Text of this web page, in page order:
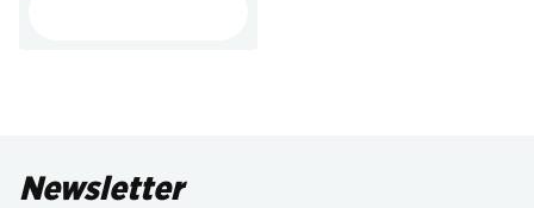
Newsletter